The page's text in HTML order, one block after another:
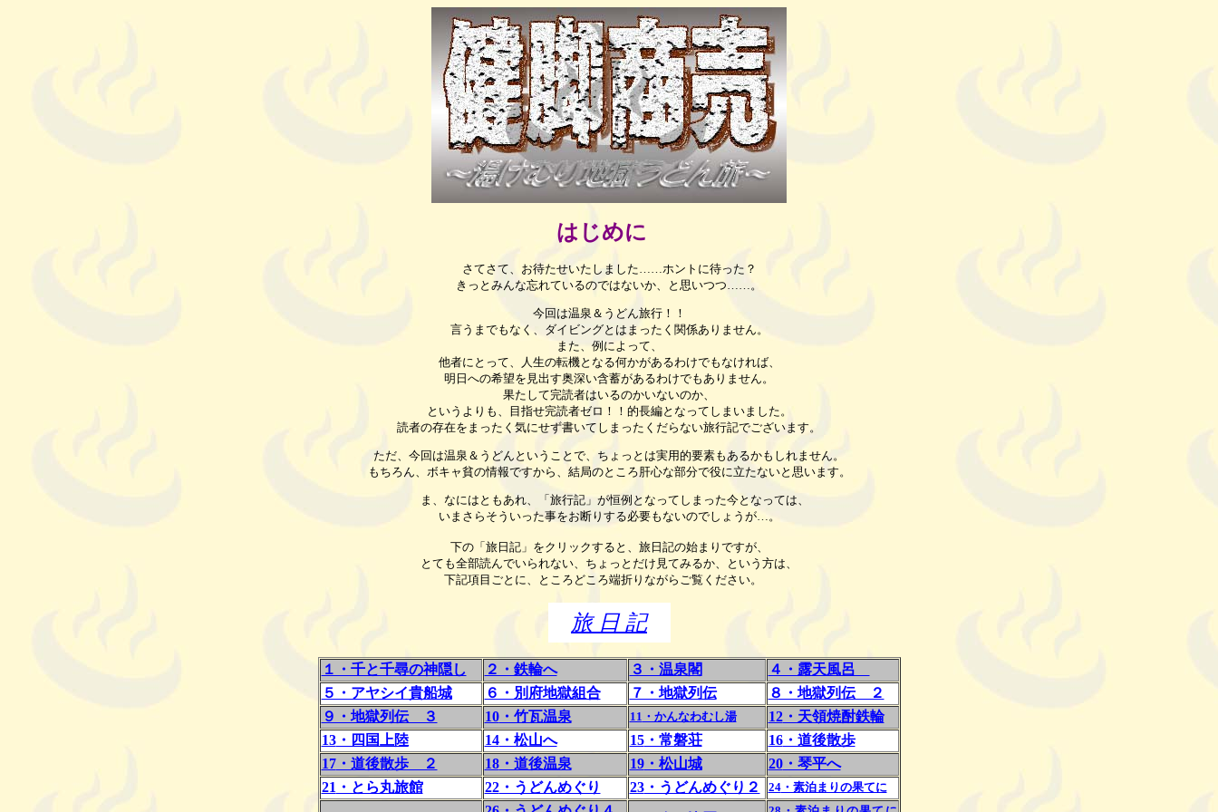
はじめに
さてさて、お待たせいたしました……ホントに待った？
きっとみんな忘れているのではないか、と思いつつ……。
今回は温泉＆うどん旅行！！
言うまでもなく、ダイビングとはまったく関係ありません。
また、例によって、
他者にとって、人生の転機となる何かがあるわけでもなければ、
明日への希望を見出す奥深い含蓄があるわけでもありません。
果たして完読者はいるのかいないのか、
というよりも、目指せ完読者ゼロ！！的長編となってしまいました。
読者の存在をまったく気にせず書いてしまったくだらない旅行記でございます。
ただ、今回は温泉＆うどんということで、ちょっとは実用的要素もあるかもしれません。
もちろん、ボキャ貧の情報ですから、結局のところ肝心な部分で役に立たないと思います。
ま、なにはともあれ、「旅行記」が恒例となってしまった今となっては、
いまさらそういった事をお断りする必要もないのでしょうが…。
下の「旅日記」をクリックすると、旅日記の始まりですが、
とても全部読んでいられない、ちょっとだけ見てみるか、という方は、
下記項目ごとに、ところどころ端折りながらご覧ください。
旅 日 記
１・千と千尋の神隠し ２・鉄輪へ ３・温泉閣
４・露天風呂
５・アヤシイ貴船城
６・別府地獄組合 ７・地獄列伝
８・地獄列伝 ２
９・地獄列伝 ３
10・竹瓦温泉 11 ・かんなわむし湯 12・天領焼酎鉄輪
13・四国上陸 14・松山へ 15・常磐荘 16・道後散歩
17・道後散歩 ２ 18・道後温泉 19・松山城 20・琴平へ
21 ・とら丸旅館 22・うどんめぐり 23・うどんめぐり２ 24・素泊まりの果てに